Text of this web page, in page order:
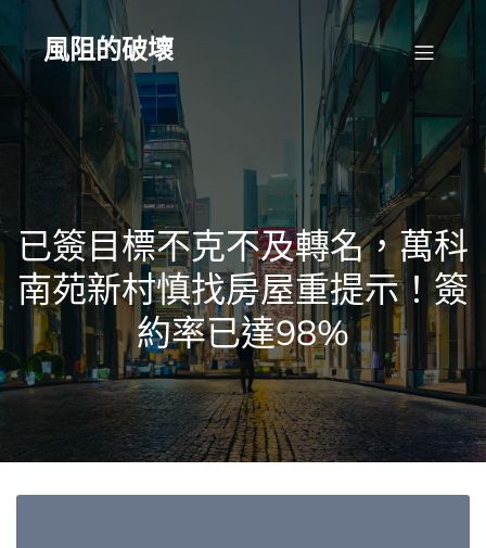
Skip
content風阻的破壞
已簽目標不克不及轉名，萬科
南苑新村慎找房屋重提示！簽
約率已達98%